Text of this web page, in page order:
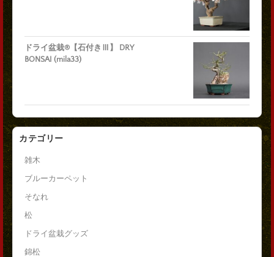
ドライ盆栽®【石付きⅢ】 DRY
BONSAI (mila33)
カテゴリー
雑木
ブルーカーペット
そなれ
松
ドライ盆栽グッズ
錦松